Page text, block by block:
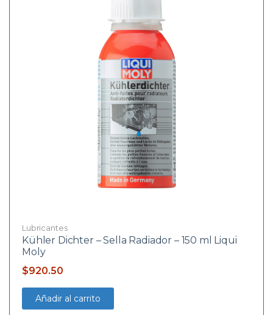
Lubricantes
Kühler Dichter – Sella Radiador – 150 ml Liqui
Moly
$920.50
Añadir al carrito